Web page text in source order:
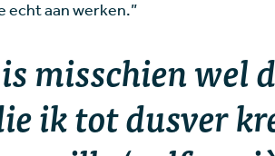
echt aan werken.”
misschien wel
ik tot dusver